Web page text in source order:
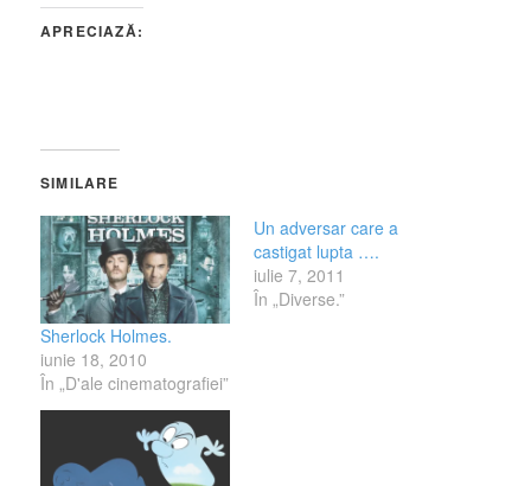
APRECIAZĂ:
SIMILARE
Sherlock Holmes.
iunie 18, 2010
În „D'ale cinematografiei”
Un adversar care a
castigat lupta ….
iulie 7, 2011
În „Diverse.”